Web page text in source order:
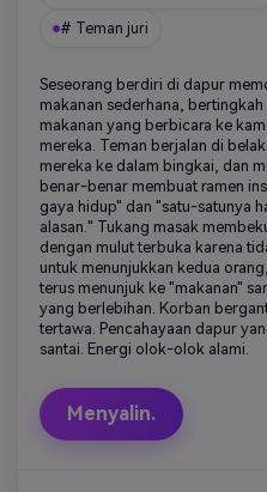
# Teman juri
Seseorang berdiri di dapur
makanan sederhana,
makanan yang berbicara ke
mereka. Teman berjalan di
mereka ke dalam bingkai, dan
benar-benar membuat ramen
gaya hidup" dan "satu-satunya
alasan." Tukang masak
dengan mulut terbuka karena
untuk menunjukkan kedua
terus menunjuk ke "makanan"
yang berlebihan. Korban
tertawa. Pencahayaan dapur
santai. Energi olok-olok alami.
Menyalin.